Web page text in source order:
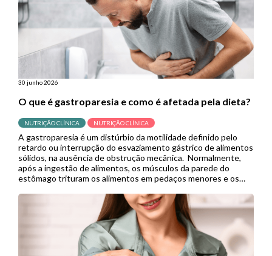
30 junho 2026
O que é gastroparesia e como é afetada pela dieta?
NUTRIÇÃO CLÍNICA NUTRIÇÃO CLÍNICA
A gastroparesia é um distúrbio da motilidade definido pelo
retardo ou interrupção do esvaziamento gástrico de alimentos
sólidos, na ausência de obstrução mecânica. Normalmente,
após a ingestão de alimentos, os músculos da parede do
estômago trituram os alimentos em pedaços menores e os
Porém, quando se […]